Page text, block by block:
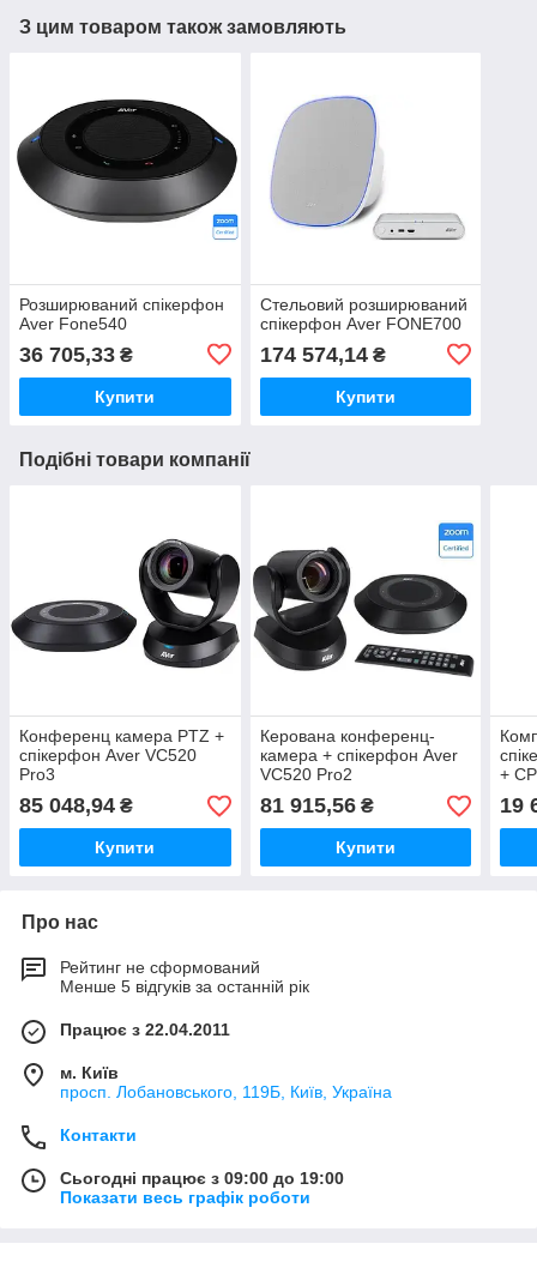
З цим товаром також замовляють
Розширюваний спікерфон
Aver Fone540
36 705,33 ₴
Купити
Стельовий розширюваний
спікерфон Aver FONE700
174 574,14₴
Купити
Подібні товари компанії
Конференц камера PTZ +
спікерфон Aver VC520
Pro3
85 048,94 ₴
Купити
Керована конференц-
камера + спікерфон Aver
VC520 Pro2
81 915,56₴
Купити
+
19
Про нас
Рейтинг не сформований
Менше 5 відгуків за останній рік
Працює з 22.04.2011
м. Київ
просп. Лобановського, 119Б, Київ, Україна
Контакти
Сьогодні працює з 09:00 до 19:00
Показати весь графік роботи